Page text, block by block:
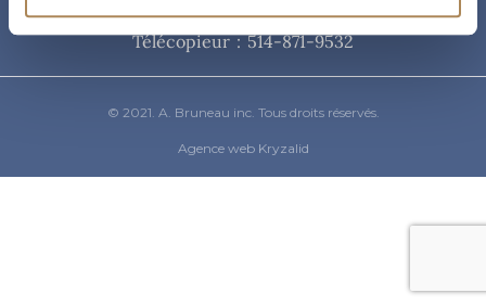
514-871-9821/ 1-800-361-8487
Télécopieur : 514-871-9532
© 2021. A. Bruneau inc. Tous droits réservés.
Agence web Kryzalid